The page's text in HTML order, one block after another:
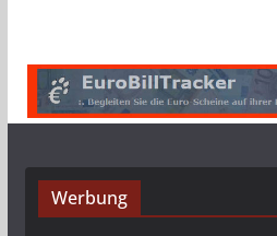
Werbung